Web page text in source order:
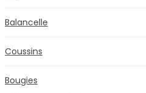
Balancelle
Coussins
Bougies